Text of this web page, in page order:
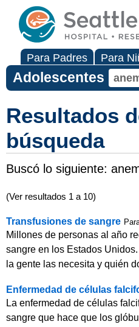
Para Padres Para
Adolescentes
Resultados
búsqueda
Buscó lo siguiente:
(Ver resultados 1 a 10)
Transfusiones de sangre
Millones de personas al año
sangre en los Estados
la gente las necesita y quién
Enfermedad de células
La enfermedad de células
sangre que hace que los